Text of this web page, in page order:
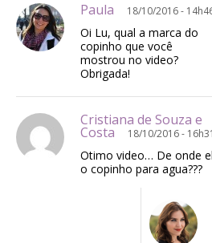
Paula 18/10/2016 -
Oi Lu, qual a marca do
copinho que você
mostrou no video?
Obrigada!
Cristiana de Souza e
Costa 18/10/2016 - 16h31
Otimo video… De onde
o copinho para agua???